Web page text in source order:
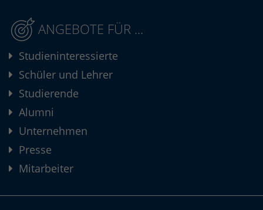
ANGEBOTE FÜR ...
Studieninteressierte
Schüler und Lehrer
Studierende
Alumni
Unternehmen
Presse
Mitarbeiter